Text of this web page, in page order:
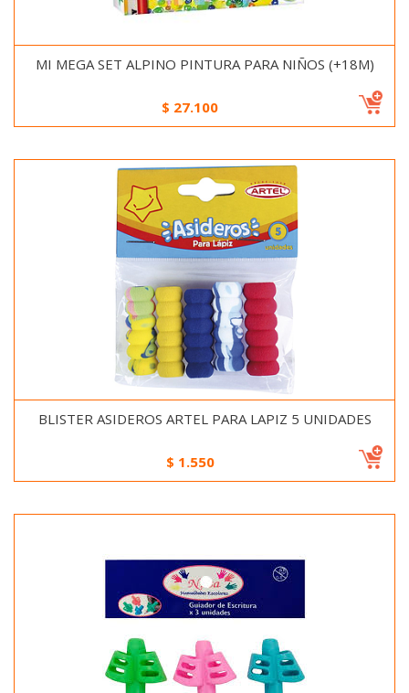
MI MEGA SET ALPINO PINTURA PARA NIÑOS (+18M)
$ 27.100
BLISTER ASIDEROS ARTEL PARA LAPIZ 5 UNIDADES
$ 1.550